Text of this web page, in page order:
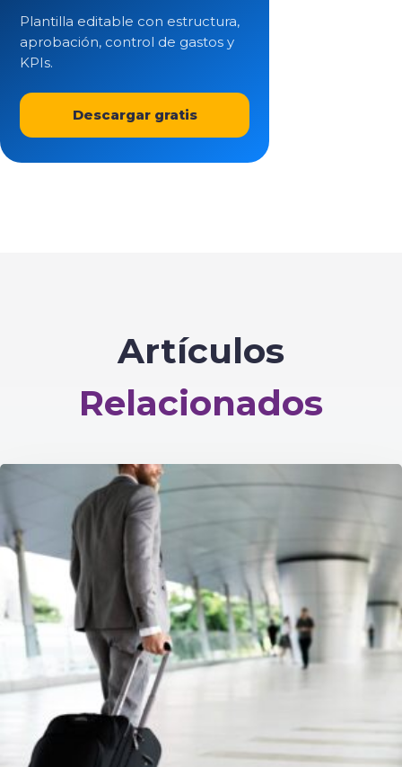
Plantilla editable con estructura,
aprobación, control de gastos y
KPIs.
Descargar gratis
Artículos
Relacionados